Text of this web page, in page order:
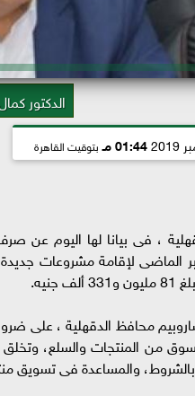
الدكتور
01:44 مـ بتوقيت القاهرة
محافظ الدقهلية ، على
من المنتجات والسلع،
والمساعدة فى تسويق